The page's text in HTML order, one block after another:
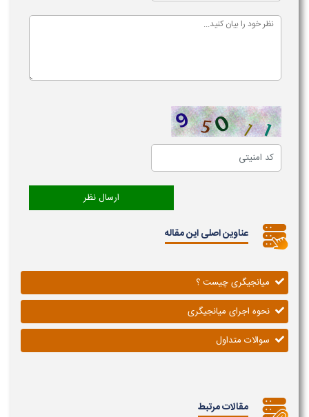
عناوین اصلی این مقاله
میانجیگری چیست ؟
نحوه اجرای میانجیگری
سوالات متداول
مقالات مرتبط